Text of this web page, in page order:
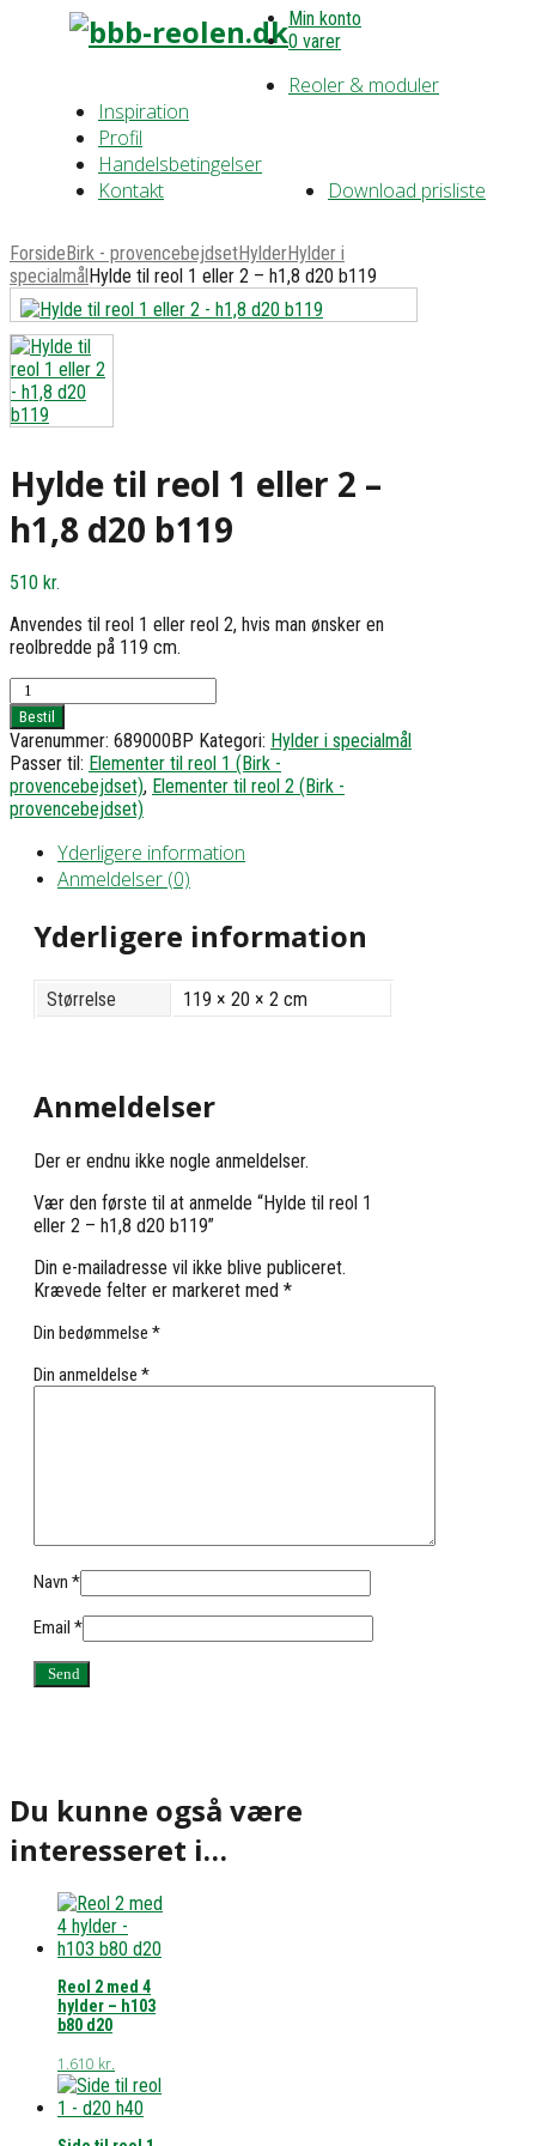
Min konto
0 varer
Reoler & moduler
Inspiration
Profil
Handelsbetingelser
Download prisliste
Kontakt
ForsideBirk - provencebejdsetHylderHylder i
specialmålHylde til reol 1 eller 2 – h1,8 d20 b119
Hylde til reol 1 eller 2 –
h1,8 d20 b119
510 kr.
Anvendes til reol 1 eller reol 2, hvis man ønsker en
reolbredde på 119 cm.
Hylde
til
reol
1
eller
2
-
b119
Bestil
Varenummer: 689000BP Kategori: Hylder i specialmål
Passer til: Elementer til reol 1 (Birk -
provencebejdset), Elementer til reol 2 (Birk -
provencebejdset)
Yderligere information
Anmeldelser (0)
Yderligere information
Størrelse 119 × 20 × 2 cm
Anmeldelser
Der er endnu ikke nogle anmeldelser.
Vær den første til at anmelde “Hylde til reol 1
eller 2 – h1,8 d20 b119”
Din e-mailadresse vil ikke blive publiceret.
Krævede felter er markeret med *
Din bedømmelse *
Din anmeldelse *
Navn *
Email *
Du kunne også være
interesseret i…
Reol 2 med 4
hylder – h103
b80 d20
1.610 kr.